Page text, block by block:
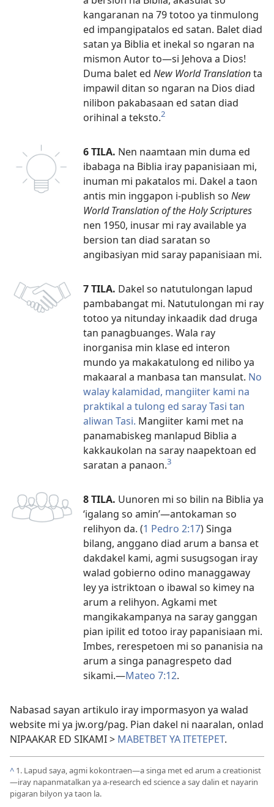
kangaranan na 79 totoo ya tinmulong
ed impangipatalos ed satan. Balet diad
satan ya Biblia et inekal so ngaran na
mismon Autor to​—si Jehova a Dios!
Duma balet ed New World Translationta
impawil ditan so ngaran na Dios diad
nilibon pakabasaan ed satan diad
orihinal a teksto.2
6 TILA. Nen naamtaan min duma ed
ibabaga na Biblia iray papanisiaan mi,
inuman mi pakatalos mi. Dakel a taon
antis min inggapon i-publish so New
World Translation of the Holy Scriptures
nen 1950, inusar mi ray available ya
bersion tan diad saratan so
angibasiyan mid saray papanisiaan mi.
7 TILA. Dakel so natutulongan lapud
pambabangat mi. Natutulongan mi ray
totoo ya nitunday inkaadik dad druga
tan panagbuanges. Wala ray
inorganisa min klase ed interon
mundo ya makakatulong ed nilibo ya
makaaral a manbasa tan mansulat. No
walay kalamidad, mangiiter kami na
praktikal a tulong ed saray Tasi tan
aliwan Tasi. Mangiiter kami met na
panamabiskeg manlapud Biblia a
kakkaukolan na saray naapektoan ed
saratan a panaon.3
8 TILA. Uunoren mi so bilin na Biblia ya
‘igalang so amin’​—antokaman so
relihyon da. (1 Pedro 2:17) Singa
bilang, anggano diad arum a bansa et
dakdakel kami, agmi susugsogan iray
walad gobierno odino managgaway
ley ya istriktoan o ibawal so kimey na
arum a relihyon. Agkami met
mangikakampanya na saray ganggan
pian ipilit ed totoo iray papanisiaan mi.
Imbes, rerespetoen mi so pananisia na
arum a singa panagrespeto dad
sikami.​—Mateo 7:12.
Nabasad sayan artikulo iray impormasyon ya walad
website mi ya jw.org/pag. Pian dakel ni naaralan, onlad
NIPAAKAR ED SIKAMI > MABETBET YA ITETEPET.
^ 1. Lapud saya, agmi kokontraen​—a singa met ed arum a creationist
—​iray napanmatalkan ya a-research ed science a say dalin et nayarin
pigaran bilyon ya taon la.